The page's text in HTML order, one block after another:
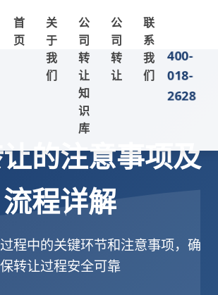
首
页
关
于
我
们
公
司
转
让
知
识
库
公
司
转
让
联
系
我
们
400-
018-
2628
的注意事项及
流程详解
程中的关键环节和注意事项，确
保转让过程安全可靠